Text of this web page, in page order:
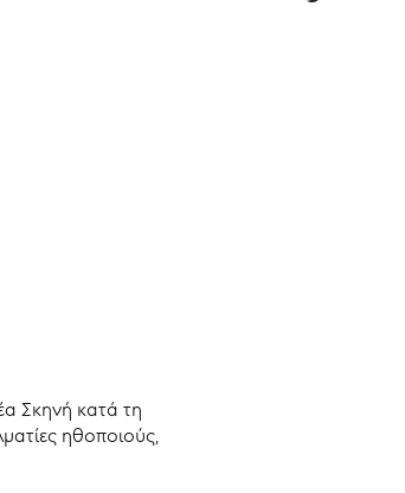
Σκηνή κατά τη
ηθοποιούς,